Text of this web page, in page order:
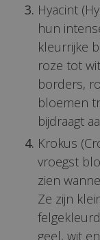
Hyacint
hun
kleurrijke
roze tot
borders,
bloemen
bijdraagt
Krokus
vroegst
zien
Ze zijn
geel, wit